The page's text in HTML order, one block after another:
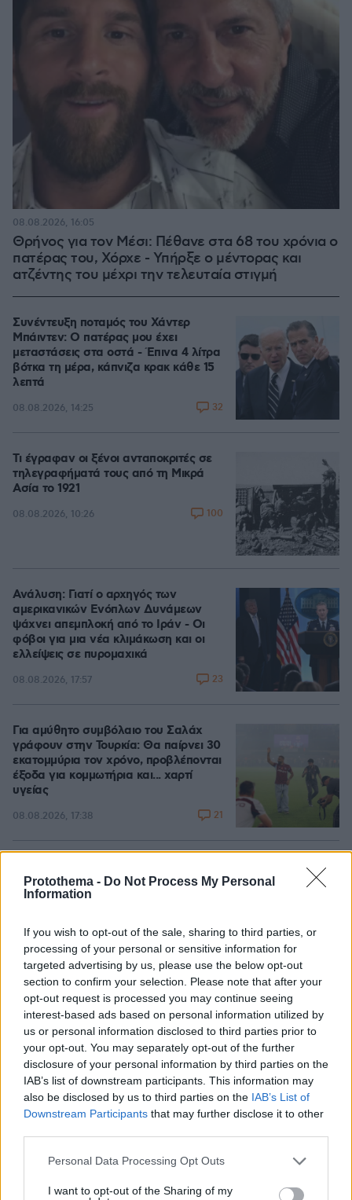
Protothema - Do Not Process My Personal
Information
If you wish to opt-out of the sale, sharing to third parties, or
processing of your personal or sensitive information for
targeted advertising by us, please use the below opt-out
section to confirm your selection. Please note that after your
opt-out request is processed you may continue seeing
interest-based ads based on personal information utilized by
us or personal information disclosed to third parties prior to
your opt-out. You may separately opt-out of the further
disclosure of your personal information by third parties on the
IAB’s list of downstream participants. This information may
also be disclosed by us to third parties on the IAB’s List of
Downstream Participants that may further disclose it to other
Please note that this website/app uses one or more Google
not limited to your visit or usage behaviour. You may click to
Personal Data Processing Opt Outs
I want to opt-out of the Sharing of my
Θρήνος για τον Μέσι: Πέθανε στα 68 του χρόνια ο
πατέρας του, Χόρχε - Υπήρξε ο μέντορας και
ατζέντης του μέχρι την τελευταία στιγμή
08.08.2026, 16:05
Συνέντευξη ποταμός του Χάντερ
Μπάιντεν: Ο πατέρας μου έχει
μεταστάσεις στα οστά - Έπινα 4 λίτρα
βότκα τη μέρα, κάπνιζα κρακ κάθε 15
λεπτά
08.08.2026, 14:25 32
Τι έγραφαν οι ξένοι ανταποκριτές σε
τηλεγραφήματά τους από τη Μικρά
Ασία το 1921
08.08.2026, 10:26 100
Ανάλυση: Γιατί ο αρχηγός των
αμερικανικών Ενόπλων Δυνάμεων
ψάχνει απεμπλοκή από το Ιράν - Οι
φόβοι για μια νέα κλιμάκωση και οι
ελλείψεις σε πυρομαχικά
08.08.2026, 17:57 23
Για αμύθητο συμβόλαιο του Σαλάχ
γράφουν στην Τουρκία: Θα παίρνει 30
εκατομμύρια τον χρόνο, προβλέπονται
έξοδα για κομμωτήρια και... χαρτί
υγείας
08.08.2026, 17:38 21
ενώ επιχειρούσε σε μεγάλη δασική
πυρκαγιά στη Γιούτα
Μαρία Εκμεκτσίογλου: Ζω καθημερινά
θαύματα, πρώτα είναι ο Θεός και μετά
οι γιοι μου
08.08.2026, 11:48 22